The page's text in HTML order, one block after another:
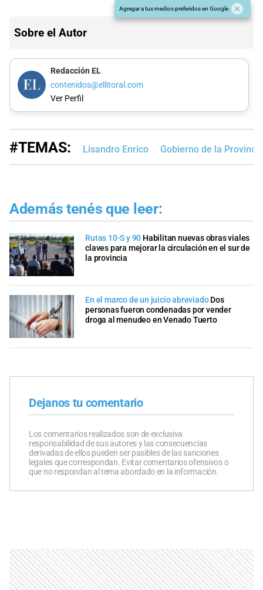
Agregar a tus medios preferidos en Google
Sobre el Autor
Redacción EL
contenidos@ellitoral.com
Ver Perfil
#TEMAS: Lisandro Enrico Gobierno de la Provincia
Además tenés que leer:
Rutas 10-S y 90 Habilitan nuevas obras viales
claves para mejorar la circulación en el sur de
la provincia
En el marco de un juicio abreviado Dos
personas fueron condenadas por vender
droga al menudeo en Venado Tuerto
Dejanos tu comentario
Los comentarios realizados son de exclusiva
responsabilidad de sus autores y las consecuencias
derivadas de ellos pueden ser pasibles de las sanciones
legales que correspondan. Evitar comentarios ofensivos o
que no respondan al tema abordado en la información.